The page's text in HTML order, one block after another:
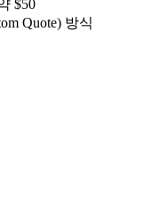
$50
Quote) 방식